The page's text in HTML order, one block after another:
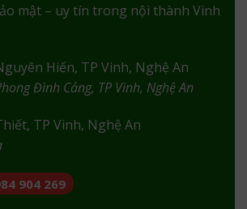
mật – uy tín trong nội thành Vinh
Hiến, TP Vinh, Nghệ An
Đình Cảng, TP Vinh, Nghệ An
TP Vinh, Nghệ An
904 269